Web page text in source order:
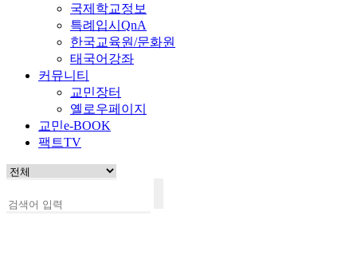
국제학교정보
특례입시QnA
한국교육원/문화원
태국어강좌
커뮤니티
교민장터
옐로우페이지
교민e-BOOK
팩트TV